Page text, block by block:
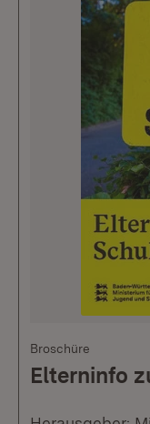
Broschüre
Elterninfo